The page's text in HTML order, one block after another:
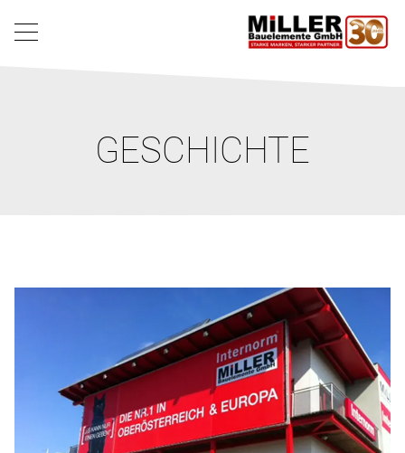
GESCHICHTE